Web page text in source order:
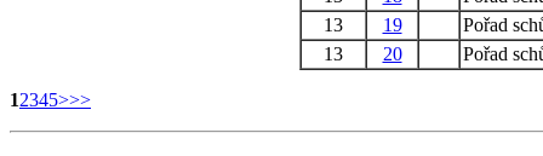
13
19
Pořad
13
20 Pořad
12345>>>